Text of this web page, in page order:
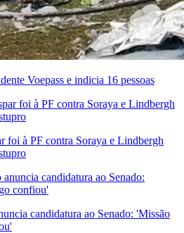
Voepass e indicia 16 pessoas
foi à PF contra Soraya e Lindbergh
candidatura ao Senado: 'Missão